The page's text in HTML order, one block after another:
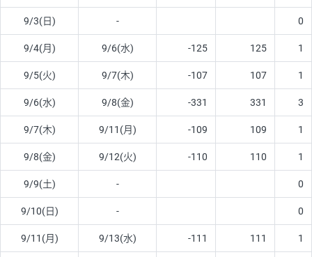
9/3(日) - 0
9/4(月) 9/6(水) -125 125 1
9/5(火) 9/7(木) -107 107 1
9/6(水) 9/8(金) -331 331 3
9/7(木) 9/11(月) -109 109 1
9/8(金) 9/12(火) -110 110 1
9/9(土) - 0
9/10(日) - 0
9/11(月) 9/13(水) -111 111 1